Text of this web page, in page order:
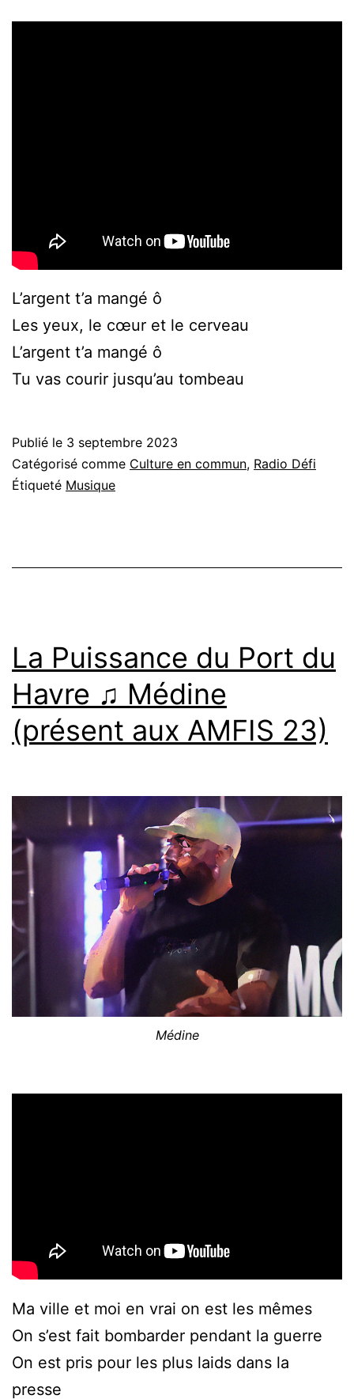
L’argent t’a mangé ô
Les yeux, le cœur et le cerveau
L’argent t’a mangé ô
Tu vas courir jusqu’au tombeau
Publié le 3 septembre 2023
Catégorisé comme Culture en commun, Radio Défi
Étiqueté Musique
La Puissance du Port du
Havre ♫ Médine
(présent aux AMFIS 23)
Médine
Ma ville et moi en vrai on est les mêmes
On s’est fait bombarder pendant la guerre
On est pris pour les plus laids dans la
presse